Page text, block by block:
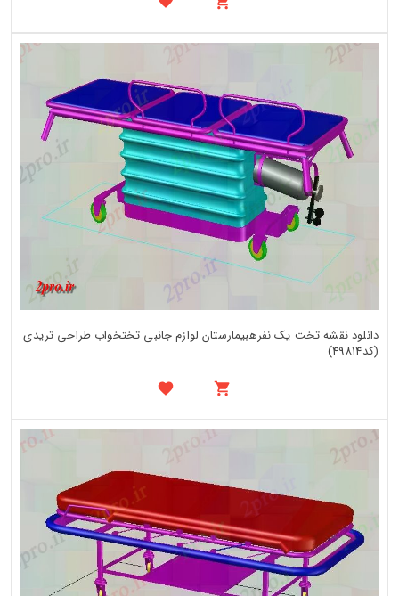
دانلود نقشه تخت یک نفرهبیمارستان لوازم جانبی تختخواب طراحی تریدی
(کد49814)